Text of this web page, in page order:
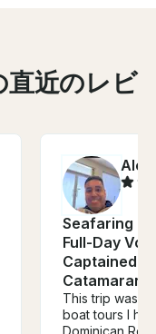
直近のレビ
Seafaring
Full-Day
Captained
Catamaran
This trip was
boat tours I
Dominican